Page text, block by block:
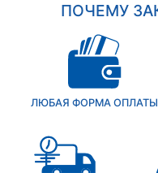
ПОЧЕМУ
ЛЮБАЯ ФОРМА ОПЛАТЫ